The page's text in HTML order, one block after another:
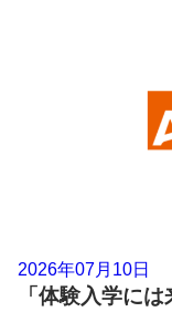
2026年07月10日
「体験入学に